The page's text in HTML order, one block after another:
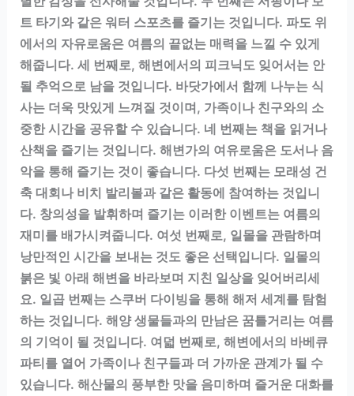
트 타기와 같은 워터 스포츠를 즐기는 것입니다. 파도 위
에서의 자유로움은 여름의 끝없는 매력을 느낄 수 있게
해줍니다. 세 번째로, 해변에서의 피크닉도 잊어서는 안
될 추억으로 남을 것입니다. 바닷가에서 함께 나누는 식
사는 더욱 맛있게 느껴질 것이며, 가족이나 친구와의 소
중한 시간을 공유할 수 있습니다. 네 번째는 책을 읽거나
산책을 즐기는 것입니다. 해변가의 여유로움은 도서나 음
악을 통해 즐기는 것이 좋습니다. 다섯 번째는 모래성 건
축 대회나 비치 발리볼과 같은 활동에 참여하는 것입니
다. 창의성을 발휘하며 즐기는 이러한 이벤트는 여름의
재미를 배가시켜줍니다. 여섯 번째로, 일몰을 관람하며
낭만적인 시간을 보내는 것도 좋은 선택입니다. 일몰의
붉은 빛 아래 해변을 바라보며 지친 일상을 잊어버리세
요. 일곱 번째는 스쿠버 다이빙을 통해 해저 세계를 탐험
하는 것입니다. 해양 생물들과의 만남은 꿈틀거리는 여름
의 기억이 될 것입니다. 여덟 번째로, 해변에서의 바베큐
파티를 열어 가족이나 친구들과 더 가까운 관계가 될 수
있습니다. 해산물의 풍부한 맛을 음미하며 즐거운 대화를